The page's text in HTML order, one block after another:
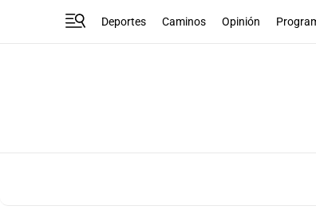
Deportes Caminos Opinión